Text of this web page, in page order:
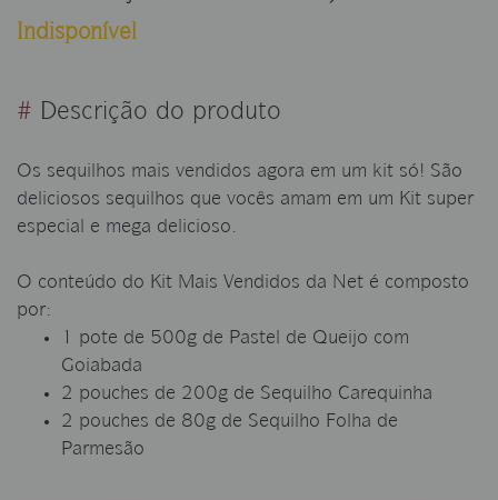
Indisponível
# Descrição do produto
Os sequilhos mais vendidos agora em um kit só! São
deliciosos sequilhos que vocês amam em um Kit super
especial e mega delicioso.
O conteúdo do Kit Mais Vendidos da Net é composto
por:
1 pote de 500g de Pastel de Queijo com
Goiabada
2 pouches de 200g de Sequilho Carequinha
2 pouches de 80g de Sequilho Folha de
Parmesão